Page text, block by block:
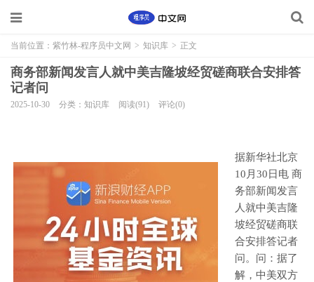
当前位置： 紫竹林-程序员中文网 > 知识库 > 正文
商务部新闻发言人就中美吉隆坡经贸磋商联合安排答
记者问
2025-10-30 分类：知识库 阅读(91) 评论(0)
据新华社北京
10月30日电 商
务部新闻发言
人就中美吉隆
坡经贸磋商联
合安排答记者
问。问：据了
解，中美双方